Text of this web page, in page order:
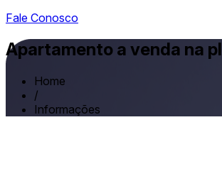
Fale Conosco
Apartamento a venda na
Home
/
Informações